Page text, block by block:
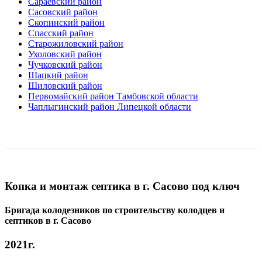
Сасовский район
Скопинский район
Спасский район
Старожиловский район
Ухоловский район
Чучковский район
Шацкий район
Шиловский район
Первомайский район Тамбовской области
Чаплыгинский район Липецкой области
Копка и монтаж септика в г. Сасово под ключ
Бригада колодезников по строительству колодцев и
септиков в г. Сасово
2021г.